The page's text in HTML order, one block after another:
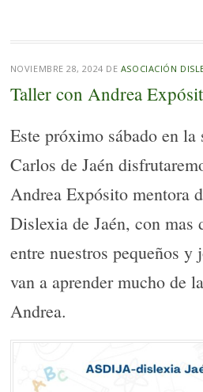
NOVIEMBRE 28, 2024 DE ASOCIACIÓN
Taller con Andrea
Este próximo sábado en la
Carlos de Jaén
Andrea Expósito mentora
Dislexia de Jaén, con mas
entre nuestros pequeños y
van a aprender mucho de
Andrea.